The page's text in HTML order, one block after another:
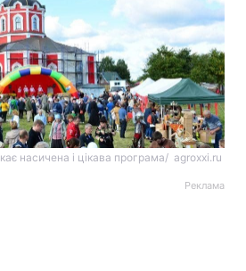
насичена і цікава програма/ agroxxi.ru
Реклама